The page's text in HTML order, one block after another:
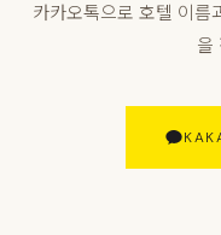
카카오톡으로 호텔 이름
을